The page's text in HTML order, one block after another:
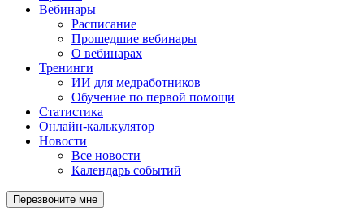
Вебинары
Расписание
Прошедшие вебинары
О вебинарах
Тренинги
ИИ для медработников
Обучение по первой помощи
Статистика
Онлайн-калькулятор
Новости
Все новости
Календарь событий
Перезвоните мне